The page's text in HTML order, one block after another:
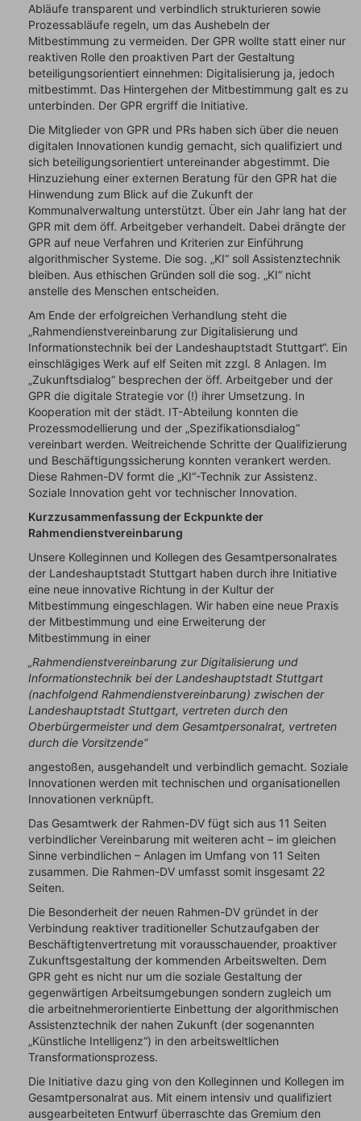
Abläufe transparent und verbindlich strukturieren sowie
Prozessabläufe regeln, um das Aushebeln der
Mitbestimmung zu vermeiden. Der GPR wollte statt einer nur
reaktiven Rolle den proaktiven Part der Gestaltung
beteiligungsorientiert einnehmen: Digitalisierung ja, jedoch
mitbestimmt. Das Hintergehen der Mitbestimmung galt es zu
unterbinden. Der GPR ergriff die Initiative.
Die Mitglieder von GPR und PRs haben sich über die neuen
digitalen Innovationen kundig gemacht, sich qualifiziert und
sich beteiligungsorientiert untereinander abgestimmt. Die
Hinzuziehung einer externen Beratung für den GPR hat die
Hinwendung zum Blick auf die Zukunft der
Kommunalverwaltung unterstützt. Über ein Jahr lang hat der
GPR mit dem öff. Arbeitgeber verhandelt. Dabei drängte der
GPR auf neue Verfahren und Kriterien zur Einführung
algorithmischer Systeme. Die sog. „KI“ soll Assistenztechnik
bleiben. Aus ethischen Gründen soll die sog. „KI“ nicht
anstelle des Menschen entscheiden.
Am Ende der erfolgreichen Verhandlung steht die
„Rahmendienstvereinbarung zur Digitalisierung und
Informationstechnik bei der Landeshauptstadt Stuttgart“. Ein
einschlägiges Werk auf elf Seiten mit zzgl. 8 Anlagen. Im
„Zukunftsdialog“ besprechen der öff. Arbeitgeber und der
GPR die digitale Strategie vor (!) ihrer Umsetzung. In
Kooperation mit der städt. IT-Abteilung konnten die
Prozessmodellierung und der „Spezifikationsdialog“
vereinbart werden. Weitreichende Schritte der Qualifizierung
und Beschäftigungssicherung konnten verankert werden.
Diese Rahmen-DV formt die „KI“-Technik zur Assistenz.
Soziale Innovation geht vor technischer Innovation.
Kurzzusammenfassung der Eckpunkte der
Rahmendienstvereinbarung
Unsere Kolleginnen und Kollegen des Gesamtpersonalrates
der Landeshauptstadt Stuttgart haben durch ihre Initiative
eine neue innovative Richtung in der Kultur der
Mitbestimmung eingeschlagen. Wir haben eine neue Praxis
der Mitbestimmung und eine Erweiterung der
Mitbestimmung in einer
„Rahmendienstvereinbarung zur Digitalisierung und
Informationstechnik bei der Landeshauptstadt Stuttgart
(nachfolgend Rahmendienstvereinbarung) zwischen der
Landeshauptstadt Stuttgart, vertreten durch den
Oberbürgermeister und dem Gesamtpersonalrat, vertreten
durch die Vorsitzende“
angestoßen, ausgehandelt und verbindlich gemacht. Soziale
Innovationen werden mit technischen und organisationellen
Innovationen verknüpft.
Das Gesamtwerk der Rahmen-DV fügt sich aus 11 Seiten
verbindlicher Vereinbarung mit weiteren acht – im gleichen
Sinne verbindlichen – Anlagen im Umfang von 11 Seiten
zusammen. Die Rahmen-DV umfasst somit insgesamt 22
Seiten.
Die Besonderheit der neuen Rahmen-DV gründet in der
Verbindung reaktiver traditioneller Schutzaufgaben der
Beschäftigtenvertretung mit vorausschauender, proaktiver
Zukunftsgestaltung der kommenden Arbeitswelten. Dem
GPR geht es nicht nur um die soziale Gestaltung der
gegenwärtigen Arbeitsumgebungen sondern zugleich um
die arbeitnehmerorientierte Einbettung der algorithmischen
Assistenztechnik der nahen Zukunft (der sogenannten
„Künstliche Intelligenz“) in den arbeitsweltlichen
Transformationsprozess.
Die Initiative dazu ging von den Kolleginnen und Kollegen im
Gesamtpersonalrat aus. Mit einem intensiv und qualifiziert
ausgearbeiteten Entwurf überraschte das Gremium den